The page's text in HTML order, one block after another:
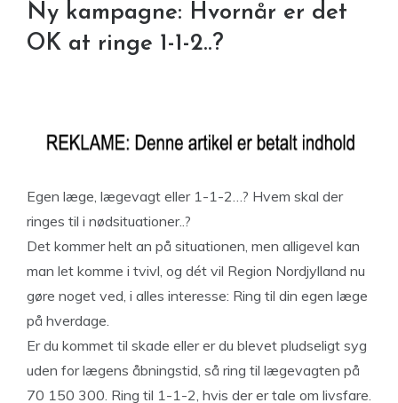
Ny kampagne: Hvornår er det
OK at ringe 1-1-2..?
Egen læge, lægevagt eller 1-1-2…? Hvem skal der
ringes til i nødsituationer..?
Det kommer helt an på situationen, men alligevel kan
man let komme i tvivl, og dét vil Region Nordjylland nu
gøre noget ved, i alles interesse: Ring til din egen læge
på hverdage.
Er du kommet til skade eller er du blevet pludseligt syg
uden for lægens åbningstid, så ring til lægevagten på
70 150 300. Ring til 1-1-2, hvis der er tale om livsfare.